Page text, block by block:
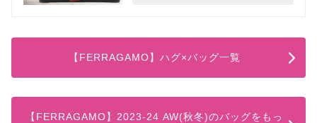
【FERRAGAMO】ハグ×バッグ一覧
【FERRAGAMO】2023-24 AW(秋冬)のバッグをもっ